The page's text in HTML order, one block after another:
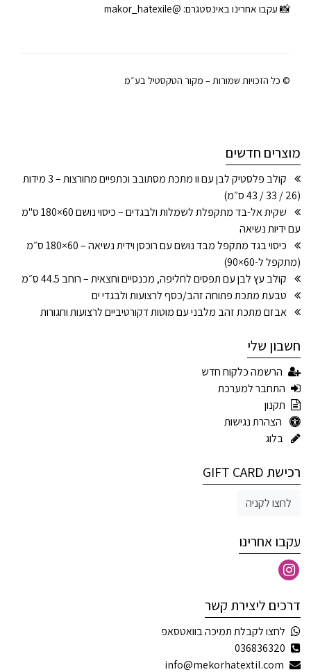
📸 עקבו אחרינו באינסטגרם: @makor_hatexile
© כל הזכויות שמורות – מקור הטקסטיל בע״מ
מוצרים חדשים
קולב פלסטיק לבן עם וו מתכת מסתובב וכתפיים מחורצות – 3 מידות
(26 / 33 / 43 ס״מ)
שקית אל-בד מתקפלת לשמלות ולבגדים – כיסוי נושם 60×180 ס"מ
עם ידיות נשיאה
כיסוי בגד מתקפל מבד נושם עם רוכסן וידית נשיאה – 60×180 ס״מ
(מתקפל ל-60×90)
קולב עץ לבן עם תפסים לחליפה, מכנסיים וחצאית – רוחב 44.5 ס״מ
טבעת מתכת פתוחה זהב/כסף לרצועות ולבגדי ים
אבזם מתכת זהב מלבני עם מוטות דקורטיביים לרצועות וחגורות
חשבון שלי
הרשמה כלקוח חדש
התחבר למערכת
תקנון
הצהרת נגישות
בלוג
רכישת GIFT CARD
לחצו לקניה
עקבו אחרינו
דרכים ליצירת קשר
לחצו לקבלת תמיכה בוואטסאפ
036836320
info@mekorhatextil.com